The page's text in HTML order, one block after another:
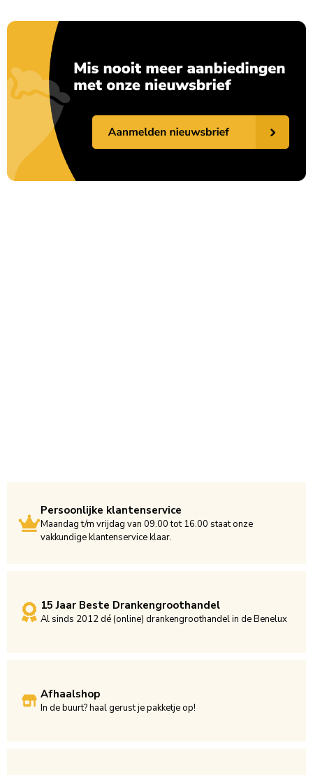
Persoonlijke klantenservice
Maandag t/m vrijdag van 09.00 tot 16.00 staat onze
vakkundige klantenservice klaar.
15 Jaar Beste Drankengroothandel
Al sinds 2012 dé (online) drankengroothandel in de Benelux
Afhaalshop
In de buurt? haal gerust je pakketje op!